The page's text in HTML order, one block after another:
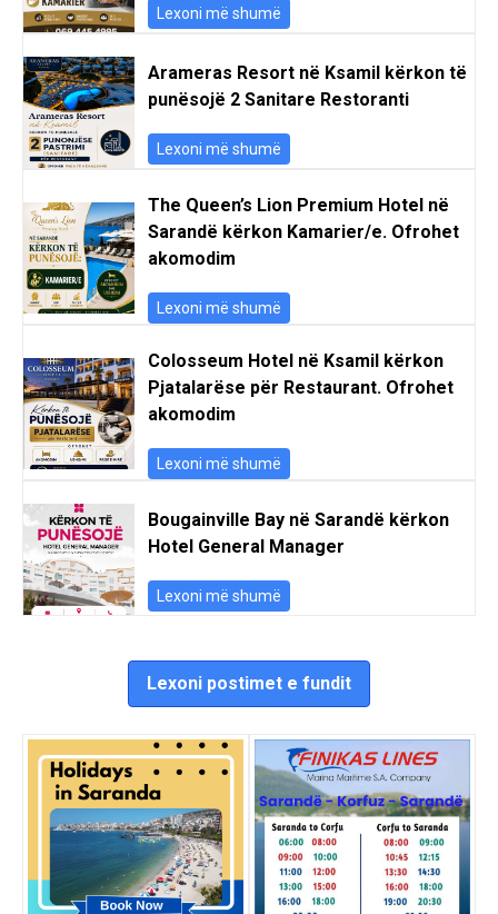
Lexoni më shumë
Arameras Resort në Ksamil kërkon të
punësojë 2 Sanitare Restoranti
Lexoni më shumë
The Queen’s Lion Premium Hotel në
Sarandë kërkon Kamarier/e. Ofrohet
akomodim
Lexoni më shumë
Colosseum Hotel në Ksamil kërkon
Pjatalarëse për Restaurant. Ofrohet
akomodim
Lexoni më shumë
Bougainville Bay në Sarandë kërkon
Hotel General Manager
Lexoni më shumë
Lexoni postimet e fundit